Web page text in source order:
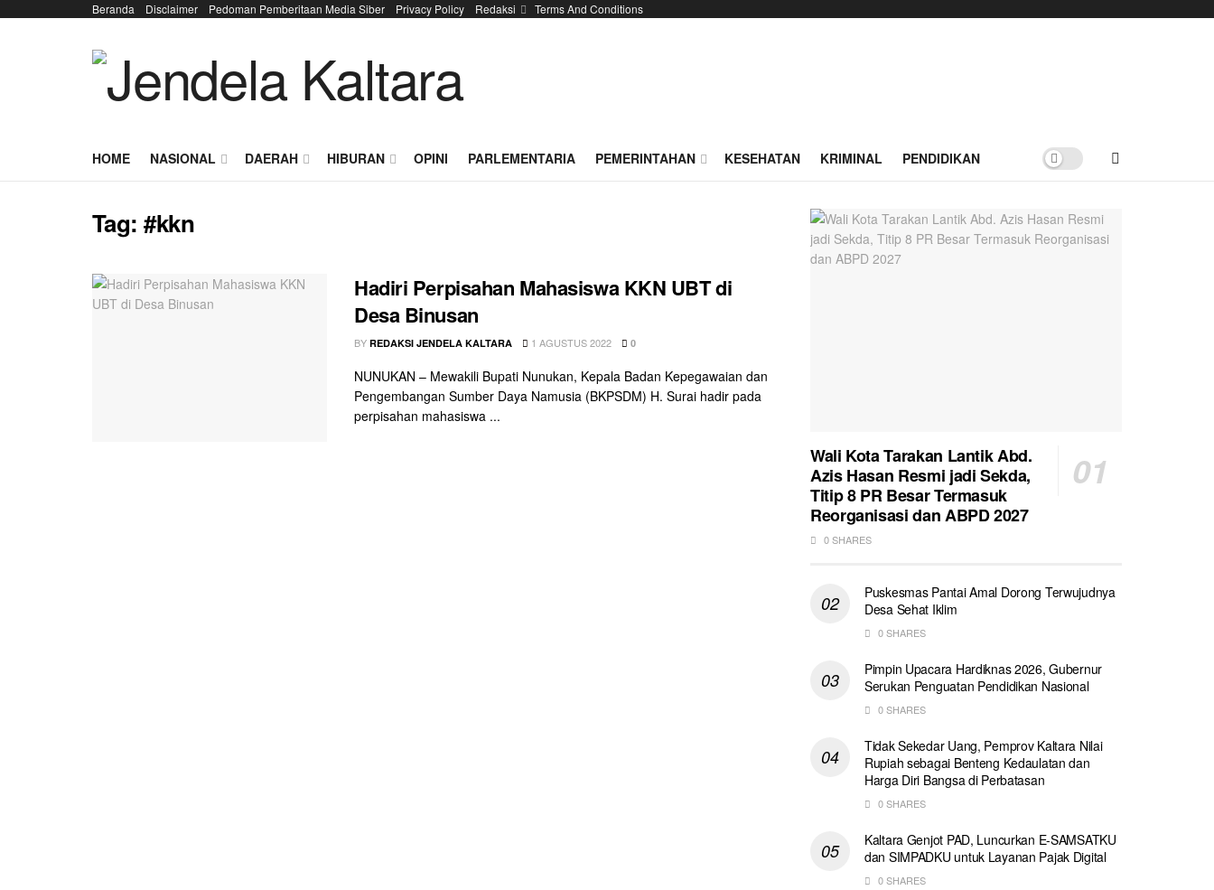
Beranda Disclaimer Pedoman Pemberitaan Media Siber Privacy Policy Redaksi Terms And Conditions
HOME NASIONAL DAERAH HIBURAN OPINI PARLEMENTARIA PEMERINTAHAN KESEHATAN KRIMINAL PENDIDIKAN
Tag:#kkn
Hadiri Perpisahan Mahasiswa KKN UBT di
Desa Binusan
BY REDAKSI JENDELA KALTARA 1 AGUSTUS 2022 0
NUNUKAN – Mewakili Bupati Nunukan, Kepala Badan Kepegawaian dan
Pengembangan Sumber Daya Namusia (BKPSDM) H. Surai hadir pada
perpisahan mahasiswa ...
Wali Kota Tarakan Lantik Abd.
Azis Hasan Resmi jadi Sekda,
Titip 8 PR Besar Termasuk
Reorganisasi dan ABPD 2027
0 SHARES
Puskesmas Pantai Amal Dorong Terwujudnya
Desa Sehat Iklim
0 SHARES
Pimpin Upacara Hardiknas 2026, Gubernur
Serukan Penguatan Pendidikan Nasional
0 SHARES
Tidak Sekedar Uang, Pemprov Kaltara Nilai
Rupiah sebagai Benteng Kedaulatan dan
Harga Diri Bangsa di Perbatasan
0 SHARES
Kaltara Genjot PAD, Luncurkan E-SAMSATKU
dan SIMPADKU untuk Layanan Pajak Digital
0 SHARES